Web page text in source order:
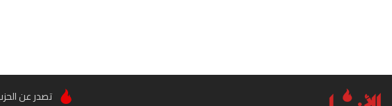
تصدر عن